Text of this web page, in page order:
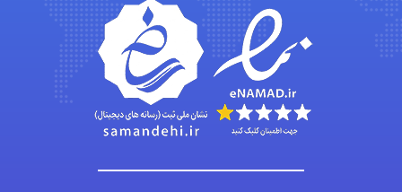
fatima
Jafar Tym